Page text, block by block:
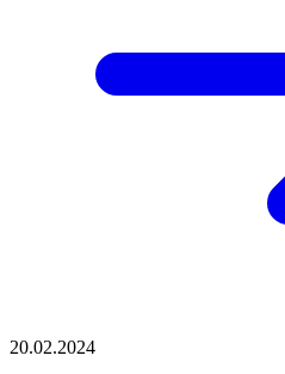
20.02.2024